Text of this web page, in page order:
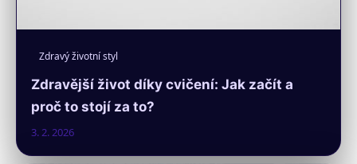
Zdravý životní styl
Zdravější život díky cvičení: Jak začít a
proč to stojí za to?
3. 2. 2026